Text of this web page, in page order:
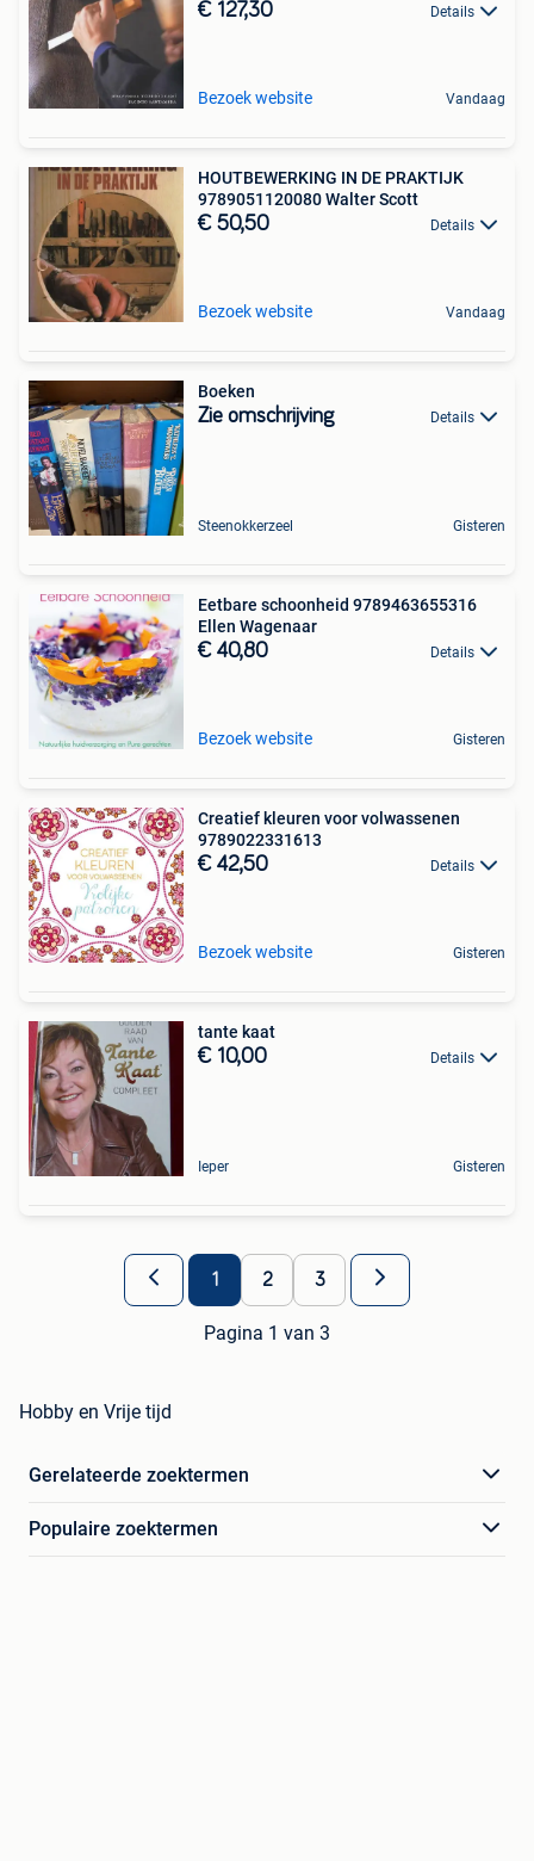
€ 127,30 Details
Bezoek website Vandaag
HOUTBEWERKING IN DE PRAKTIJK
9789051120080 Walter Scott
€ 50,50 Details
Bezoek website Vandaag
Boeken
Zie omschrijving Details
Steenokkerzeel Gisteren
Eetbare schoonheid 9789463655316
Ellen Wagenaar
€ 40,80 Details
Bezoek website Gisteren
Creatief kleuren voor volwassenen
9789022331613
€ 42,50 Details
Bezoek website Gisteren
tante kaat
€ 10,00 Details
Ieper Gisteren
1 2 3
Pagina 1 van 3
Hobby en Vrije tijd
Gerelateerde zoektermen
Populaire zoektermen